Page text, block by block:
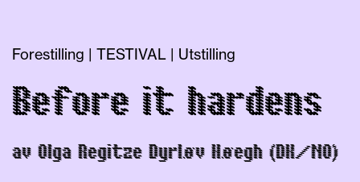
Forestilling | TESTIVAL | Utstilling
Before it hardens
av Olga Regitze Dyrløv Høegh (DK/NO)